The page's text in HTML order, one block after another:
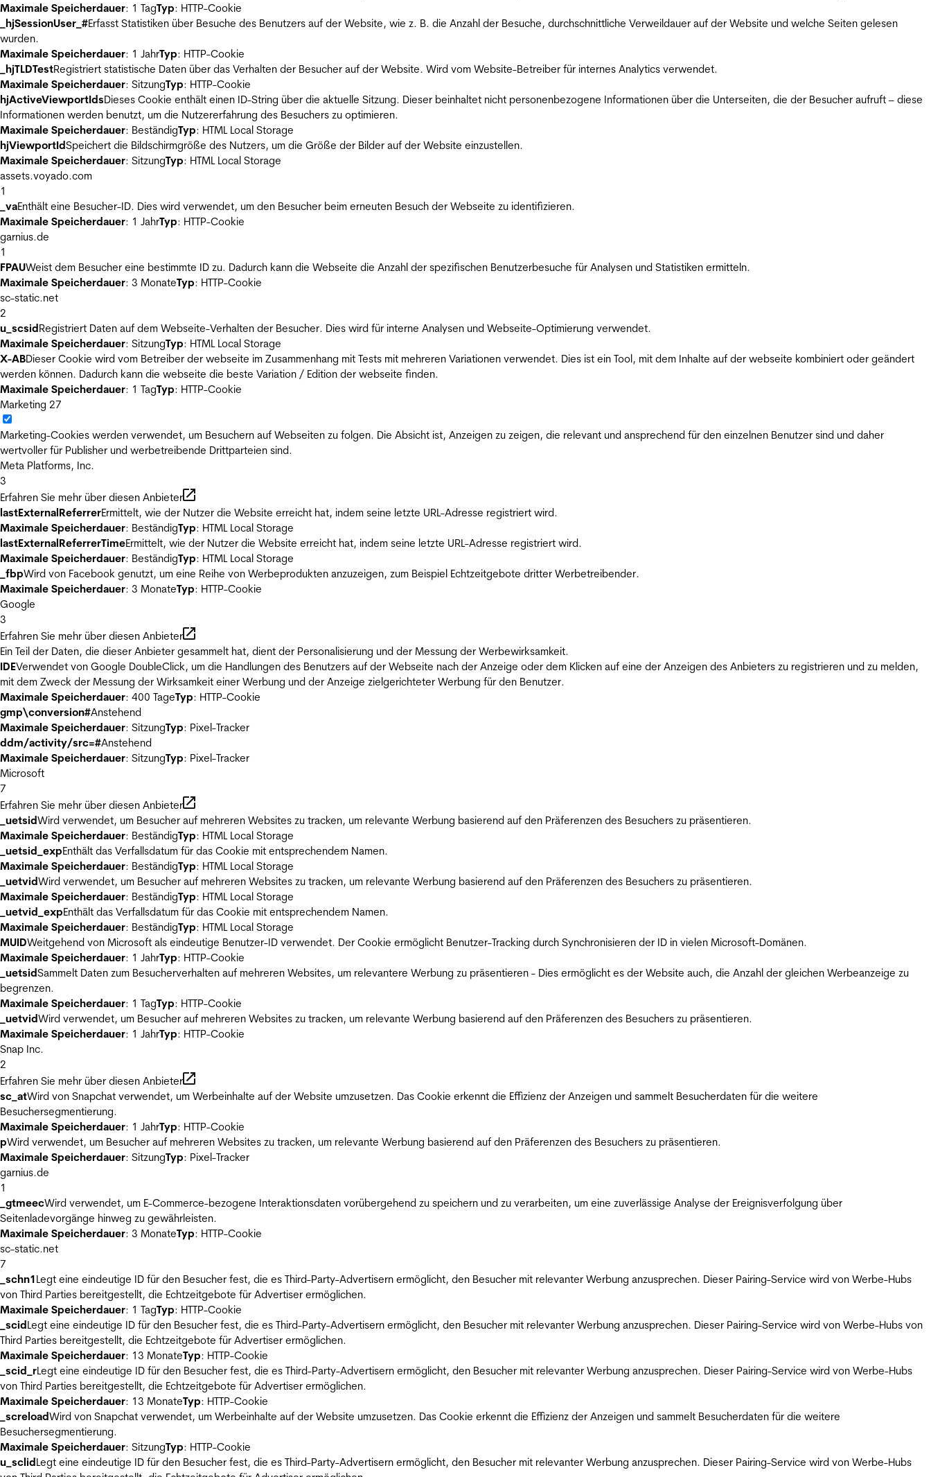
Maximale Speicherdauer: 1 TagTyp: HTTP-Cookie
_hjSessionUser_#Erfasst Statistiken über Besuche des Benutzers auf der Website, wie z. B. die Anzahl der Besuche, durchschnittliche Verweildauer auf der Website und welche Seiten gelesen
wurden.
Maximale Speicherdauer: 1 JahrTyp: HTTP-Cookie
_hjTLDTestRegistriert statistische Daten über das Verhalten der Besucher auf der Website. Wird vom Website-Betreiber für internes Analytics verwendet.
Maximale Speicherdauer: SitzungTyp: HTTP-Cookie
hjActiveViewportIdsDieses Cookie enthält einen ID-String über die aktuelle Sitzung. Dieser beinhaltet nicht personenbezogene Informationen über die Unterseiten, die der Besucher aufruft – diese
Informationen werden benutzt, um die Nutzererfahrung des Besuchers zu optimieren.
Maximale Speicherdauer: BeständigTyp: HTML Local Storage
hjViewportIdSpeichert die Bildschirmgröße des Nutzers, um die Größe der Bilder auf der Website einzustellen.
Maximale Speicherdauer: SitzungTyp: HTML Local Storage
assets.voyado.com
1
_vaEnthält eine Besucher-ID. Dies wird verwendet, um den Besucher beim erneuten Besuch der Webseite zu identifizieren.
Maximale Speicherdauer: 1 JahrTyp: HTTP-Cookie
garnius.de
1
FPAUWeist dem Besucher eine bestimmte ID zu. Dadurch kann die Webseite die Anzahl der spezifischen Benutzerbesuche für Analysen und Statistiken ermitteln.
Maximale Speicherdauer: 3 MonateTyp: HTTP-Cookie
sc-static.net
2
u_scsidRegistriert Daten auf dem Webseite-Verhalten der Besucher. Dies wird für interne Analysen und Webseite-Optimierung verwendet.
Maximale Speicherdauer: SitzungTyp: HTML Local Storage
X-ABDieser Cookie wird vom Betreiber der webseite im Zusammenhang mit Tests mit mehreren Variationen verwendet. Dies ist ein Tool, mit dem Inhalte auf der webseite kombiniert oder geändert
werden können. Dadurch kann die webseite die beste Variation / Edition der webseite finden.
Maximale Speicherdauer: 1 TagTyp: HTTP-Cookie
Marketing 27
Marketing-Cookies werden verwendet, um Besuchern auf Webseiten zu folgen. Die Absicht ist, Anzeigen zu zeigen, die relevant und ansprechend für den einzelnen Benutzer sind und daher
wertvoller für Publisher und werbetreibende Drittparteien sind.
Meta Platforms, Inc.
3
Erfahren Sie mehr über diesen Anbieter
lastExternalReferrerErmittelt, wie der Nutzer die Website erreicht hat, indem seine letzte URL-Adresse registriert wird.
Maximale Speicherdauer: BeständigTyp: HTML Local Storage
lastExternalReferrerTimeErmittelt, wie der Nutzer die Website erreicht hat, indem seine letzte URL-Adresse registriert wird.
Maximale Speicherdauer: BeständigTyp: HTML Local Storage
_fbpWird von Facebook genutzt, um eine Reihe von Werbeprodukten anzuzeigen, zum Beispiel Echtzeitgebote dritter Werbetreibender.
Maximale Speicherdauer: 3 MonateTyp: HTTP-Cookie
Google
3
Erfahren Sie mehr über diesen Anbieter
Ein Teil der Daten, die dieser Anbieter gesammelt hat, dient der Personalisierung und der Messung der Werbewirksamkeit.
IDEVerwendet von Google DoubleClick, um die Handlungen des Benutzers auf der Webseite nach der Anzeige oder dem Klicken auf eine der Anzeigen des Anbieters zu registrieren und zu melden,
mit dem Zweck der Messung der Wirksamkeit einer Werbung und der Anzeige zielgerichteter Werbung für den Benutzer.
Maximale Speicherdauer: 400 TageTyp: HTTP-Cookie
gmp\conversion#Anstehend
Maximale Speicherdauer: SitzungTyp: Pixel-Tracker
ddm/activity/src=#Anstehend
Maximale Speicherdauer: SitzungTyp: Pixel-Tracker
Microsoft
7
Erfahren Sie mehr über diesen Anbieter
_uetsidWird verwendet, um Besucher auf mehreren Websites zu tracken, um relevante Werbung basierend auf den Präferenzen des Besuchers zu präsentieren.
Maximale Speicherdauer: BeständigTyp: HTML Local Storage
_uetsid_expEnthält das Verfallsdatum für das Cookie mit entsprechendem Namen.
Maximale Speicherdauer: BeständigTyp: HTML Local Storage
_uetvidWird verwendet, um Besucher auf mehreren Websites zu tracken, um relevante Werbung basierend auf den Präferenzen des Besuchers zu präsentieren.
Maximale Speicherdauer: BeständigTyp: HTML Local Storage
_uetvid_expEnthält das Verfallsdatum für das Cookie mit entsprechendem Namen.
Maximale Speicherdauer: BeständigTyp: HTML Local Storage
MUIDWeitgehend von Microsoft als eindeutige Benutzer-ID verwendet. Der Cookie ermöglicht Benutzer-Tracking durch Synchronisieren der ID in vielen Microsoft-Domänen.
Maximale Speicherdauer: 1 JahrTyp: HTTP-Cookie
_uetsidSammelt Daten zum Besucherverhalten auf mehreren Websites, um relevantere Werbung zu präsentieren - Dies ermöglicht es der Website auch, die Anzahl der gleichen Werbeanzeige zu
begrenzen.
Maximale Speicherdauer: 1 TagTyp: HTTP-Cookie
_uetvidWird verwendet, um Besucher auf mehreren Websites zu tracken, um relevante Werbung basierend auf den Präferenzen des Besuchers zu präsentieren.
Maximale Speicherdauer: 1 JahrTyp: HTTP-Cookie
Snap Inc.
2
Erfahren Sie mehr über diesen Anbieter
sc_atWird von Snapchat verwendet, um Werbeinhalte auf der Website umzusetzen. Das Cookie erkennt die Effizienz der Anzeigen und sammelt Besucherdaten für die weitere
Besuchersegmentierung.
Maximale Speicherdauer: 1 JahrTyp: HTTP-Cookie
pWird verwendet, um Besucher auf mehreren Websites zu tracken, um relevante Werbung basierend auf den Präferenzen des Besuchers zu präsentieren.
Maximale Speicherdauer: SitzungTyp: Pixel-Tracker
garnius.de
1
_gtmeecWird verwendet, um E-Commerce-bezogene Interaktionsdaten vorübergehend zu speichern und zu verarbeiten, um eine zuverlässige Analyse der Ereignisverfolgung über
Seitenladevorgänge hinweg zu gewährleisten.
Maximale Speicherdauer: 3 MonateTyp: HTTP-Cookie
sc-static.net
7
_schn1Legt eine eindeutige ID für den Besucher fest, die es Third-Party-Advertisern ermöglicht, den Besucher mit relevanter Werbung anzusprechen. Dieser Pairing-Service wird von Werbe-Hubs
von Third Parties bereitgestellt, die Echtzeitgebote für Advertiser ermöglichen.
Maximale Speicherdauer: 1 TagTyp: HTTP-Cookie
_scidLegt eine eindeutige ID für den Besucher fest, die es Third-Party-Advertisern ermöglicht, den Besucher mit relevanter Werbung anzusprechen. Dieser Pairing-Service wird von Werbe-Hubs von
Third Parties bereitgestellt, die Echtzeitgebote für Advertiser ermöglichen.
Maximale Speicherdauer: 13 MonateTyp: HTTP-Cookie
_scid_rLegt eine eindeutige ID für den Besucher fest, die es Third-Party-Advertisern ermöglicht, den Besucher mit relevanter Werbung anzusprechen. Dieser Pairing-Service wird von Werbe-Hubs
von Third Parties bereitgestellt, die Echtzeitgebote für Advertiser ermöglichen.
Maximale Speicherdauer: 13 MonateTyp: HTTP-Cookie
_screloadWird von Snapchat verwendet, um Werbeinhalte auf der Website umzusetzen. Das Cookie erkennt die Effizienz der Anzeigen und sammelt Besucherdaten für die weitere
Besuchersegmentierung.
Maximale Speicherdauer: SitzungTyp: HTTP-Cookie
u_sclidLegt eine eindeutige ID für den Besucher fest, die es Third-Party-Advertisern ermöglicht, den Besucher mit relevanter Werbung anzusprechen. Dieser Pairing-Service wird von Werbe-Hubs